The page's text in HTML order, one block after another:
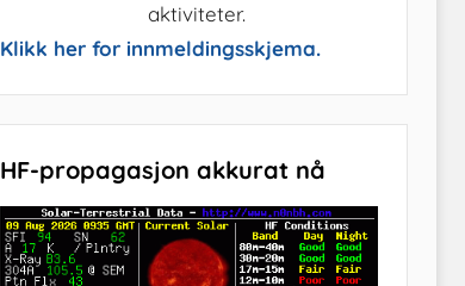
aktiviteter.
Klikk her for innmeldingsskjema.
HF-propagasjon akkurat nå